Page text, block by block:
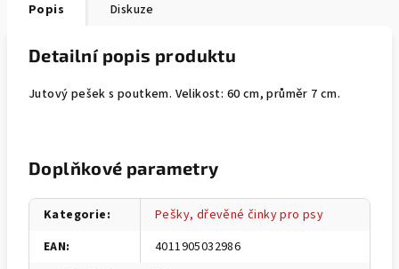
Popis Diskuze
Detailní popis produktu
Jutový pešek s poutkem. Velikost: 60 cm, průměr 7 cm.
Doplňkové parametry
Kategorie:
Pešky, dřevěné činky pro psy
EAN:
4011905032986